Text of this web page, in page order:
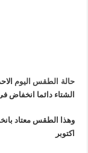
حالة الطقس اليومالاحد 17-12-
الشتاء دائما انخفاض
وهذا الطقس معتاد
اكتوبر